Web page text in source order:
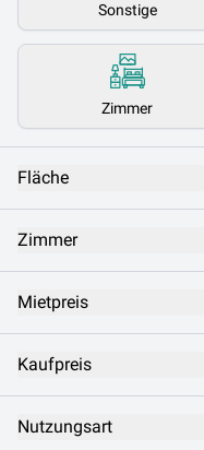
Sonstige
Zimmer
Fläche
Zimmer
Mietpreis
Kaufpreis
Nutzungsart